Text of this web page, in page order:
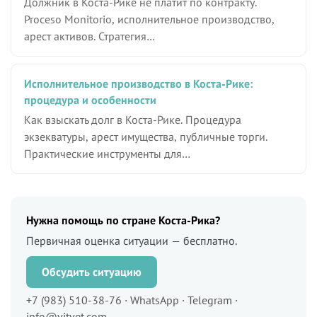
Proceso Monitorio, исполнительное производство,
арест активов. Стратегия…
Исполнительное производство в Коста-Рике:
процедура и особенности
Как взыскать долг в Коста-Рике. Процедура
экзекватуры, арест имущества, публичные торги.
Практические инструменты для…
Нужна помощь по стране Коста-Рика?
Первичная оценка ситуации — бесплатно.
Обсудить ситуацию
+7 (983) 510-38-76 · WhatsApp · Telegram ·